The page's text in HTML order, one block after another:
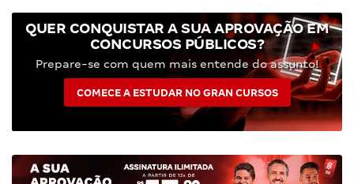
QUER CONQUISTAR A SUA APROVAÇÃO EM
CONCURSOS PÚBLICOS?
Prepare-se com quem mais entende do assunto!
COMECE A ESTUDAR NO GRAN CURSOS